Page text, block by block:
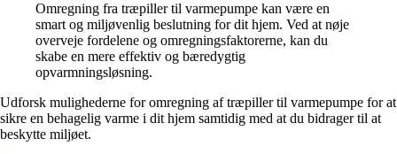
Omregning fra træpiller til varmepumpe kan være en
smart og miljøvenlig beslutning for dit hjem. Ved at nøje
overveje fordelene og omregningsfaktorerne, kan du
skabe en mere effektiv og bæredygtig
opvarmningsløsning.
Udforsk mulighederne for omregning af træpiller til varmepumpe for at
sikre en behagelig varme i dit hjem samtidig med at du bidrager til at
beskytte miljøet.